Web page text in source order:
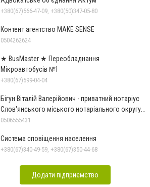
+380(67)566-47-09, +380(50)347-05-80
Контент агентство MAKE SENSE
0504262624
★ BusMaster ★ Переобладнання
Мікроавтобусів №1
+380(67)599-04-04
Бігун Віталій Валерійович - приватний нотаріус
Слов'янського міського нотаріального округу
Дон.обл.
0506555431
Система сповіщення населення
+380(67)340-49-59, +380(67)350-44-68
Додати підприємство